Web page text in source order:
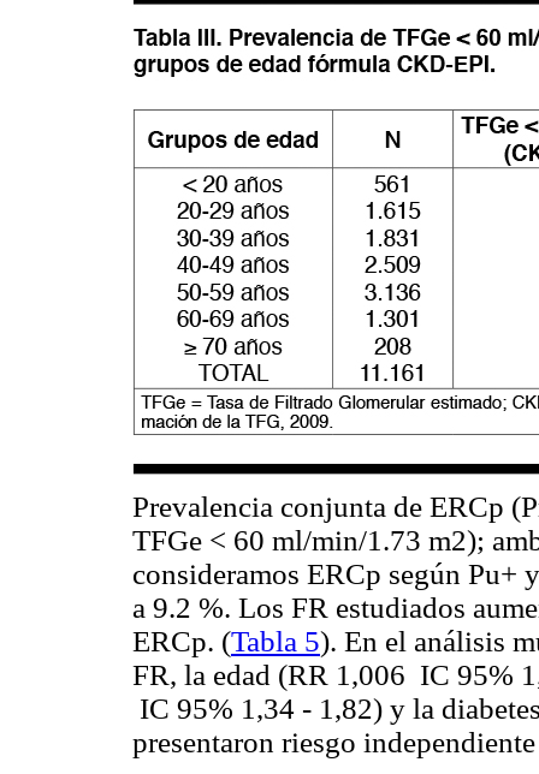
Prevalencia conjunta de ERCp
TFGe < 60 ml/min/1.73 m2);
consideramos ERCp según Pu+
a 9.2 %. Los FR estudiados
ERCp. (Tabla 5). En el análisis
FR, la edad (RR 1,006 IC 95%
IC 95% 1,34 - 1,82) y la
presentaron riesgo